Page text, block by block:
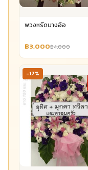
พวงหรีดบางอ้อ
฿3,000฿4,000
-17%